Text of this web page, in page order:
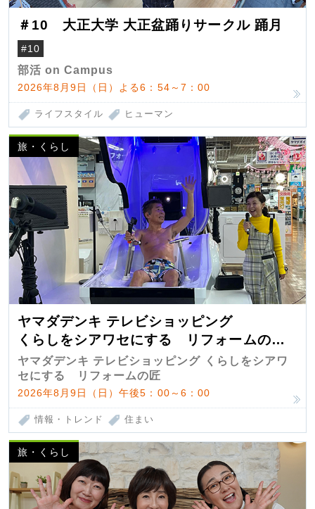
＃10 大正大学 大正盆踊りサークル 踊月
#10
部活 on Campus
2026年8月9日（日）よる6：54～7：00
ライフスタイル ヒューマン
旅・くらし
ヤマダデンキ テレビショッピング
くらしをシアワセにする リフォームの
匠 第7弾
ヤマダデンキ テレビショッピング くらしをシアワ
セにする リフォームの匠
2026年8月9日（日）午後5：00～6：00
情報・トレンド 住まい
旅・くらし